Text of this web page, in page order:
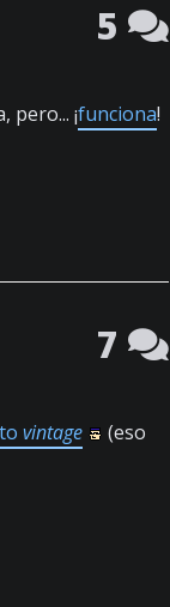
5
pero... ¡funciona!
7
vintage (eso